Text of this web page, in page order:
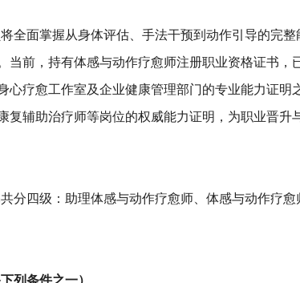
全面掌握从身体评估、手法干预到动作引导的完
当前，持有体感与动作疗愈师注册职业资格证书，
心疗愈工作室及企业健康管理部门的专业能力证明
复辅助治疗师等岗位的权威能力证明，为职业晋升
分四级：助理体感与动作疗愈师、体感与动作疗
列条件之一）